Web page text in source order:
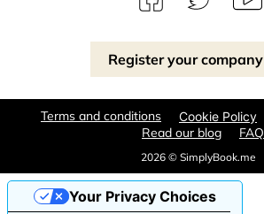
Register your company
2026 © SimplyBook.me
Terms and conditions Cookie Policy
Read our blog FAQ
Your Privacy Choices